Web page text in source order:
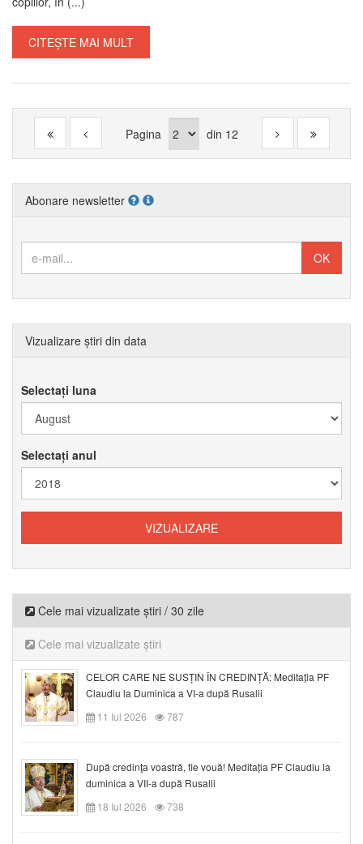
CITEȘTE MAI MULT
Pagina din 12
Abonare newsletter
Vizualizare știri din data
Selectați luna
Selectați anul
Cele mai vizualizate știri / 30 zile
Cele mai vizualizate știri
CELOR CARE NE SUSȚIN ÎN CREDINȚĂ: Meditația PF
Claudiu la Duminica a VI-a după Rusalii
11 Iul 2026
787
După credinţa voastră, fie vouă! Meditația PF Claudiu la
duminica a VII-a după Rusalii
18 Iul 2026
738